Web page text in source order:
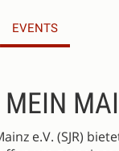
EVENTS
e.V. (SJR)